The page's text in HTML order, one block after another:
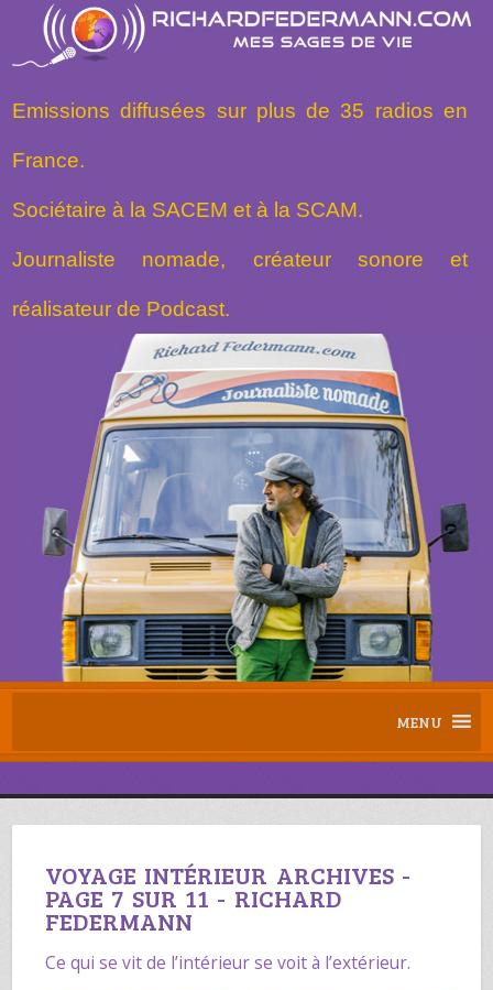
Emissions diffusées sur plus de 35 radios en
France.
Sociétaire à la SACEM et à la SCAM.
Journaliste nomade, créateur sonore et
réalisateur de Podcast.
MENU
VOYAGE INTÉRIEUR ARCHIVES -
PAGE 7 SUR 11 - RICHARD
FEDERMANN
Ce qui se vit de l’intérieur se voit à l’extérieur.